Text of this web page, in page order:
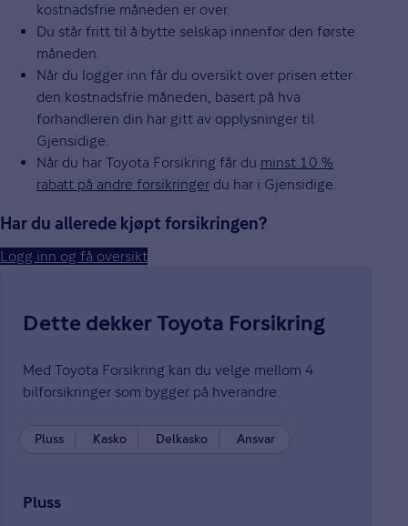
kostnadsfrie måneden er over.
Du står fritt til å bytte selskap innenfor den første
måneden.
Når du logger inn får du oversikt over prisen etter
den kostnadsfrie måneden, basert på hva
forhandleren din har gitt av opplysninger til
Gjensidige.
Når du har Toyota Forsikring får du minst 10 %
rabatt på andre forsikringer du har i Gjensidige.
Har du allerede kjøpt forsikringen?
Logg inn og få oversikt
Dette dekker Toyota Forsikring
Med Toyota Forsikring kan du velge mellom 4
bilforsikringer som bygger på hverandre.
Pluss Kasko Delkasko Ansvar
Pluss